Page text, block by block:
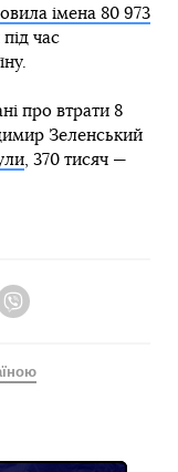
імена 80 973
під час
про втрати 8
Зеленський
, 370 тисяч —